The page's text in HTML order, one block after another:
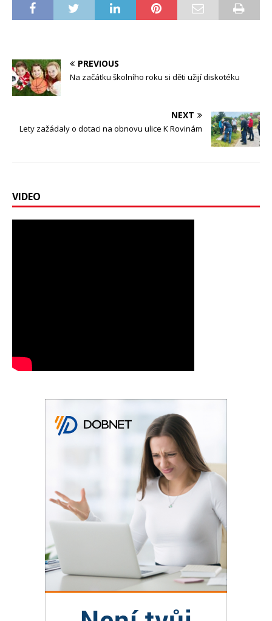
PREVIOUS
Na začátku školního roku si děti užijí diskotéku
NEXT
Lety zažádaly o dotaci na obnovu ulice K Rovinám
VIDEO